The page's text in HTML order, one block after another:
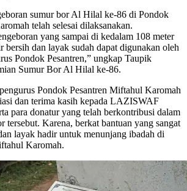
sumur bor Al Hilal ke-86 di Pondok
telah selesai dilaksanakan.
yang sampai di kedalam 108 meter
bersih dan layak sudah dapat digunakan oleh
Pondok Pesantren,” ungkap Taupik
Sumur Bor Al Hilal ke-86.
Pondok Pesantren Miftahul Karomah
dan terima kasih kepada LAZISWAF
para donatur yang telah berkontribusi dalam
tersebut. Karena, berkat bantuan yang sangat
layak hadir untuk menunjang ibadah di
Karomah.